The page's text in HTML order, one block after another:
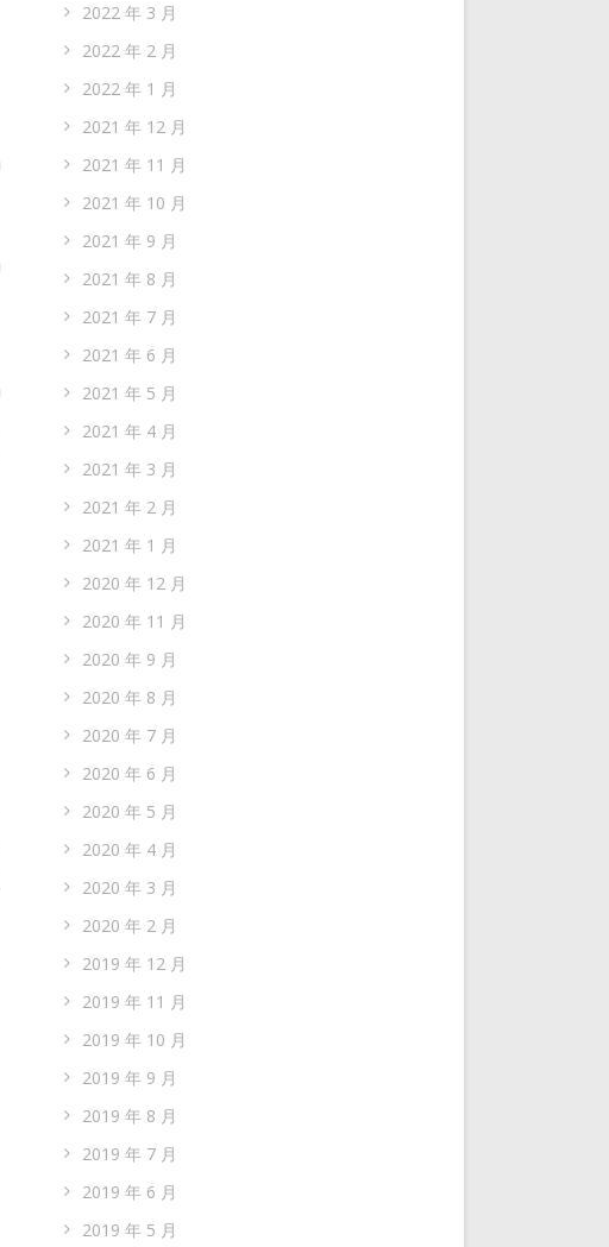
2022 年 3 月
2022 年 2 月
2022 年 1 月
2021 年 12 月
2021 年 11 月
2021 年 10 月
2021 年 9 月
2021 年 8 月
2021 年 7 月
2021 年 6 月
2021 年 5 月
2021 年 4 月
2021 年 3 月
2021 年 2 月
2021 年 1 月
2020 年 12 月
2020 年 11 月
2020 年 9 月
2020 年 8 月
2020 年 7 月
2020 年 6 月
2020 年 5 月
2020 年 4 月
2020 年 3 月
2020 年 2 月
2019 年 12 月
2019 年 11 月
2019 年 10 月
2019 年 9 月
2019 年 8 月
2019 年 7 月
2019 年 6 月
2019 年 5 月